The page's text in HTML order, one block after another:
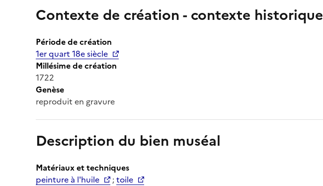
Contexte de création - contexte historique
Période de création
1er quart 18e siècle
Millésime de création
1722
Genèse
reproduit en gravure
Description du bien muséal
Matériaux et techniques
peinture à l'huile
;toile